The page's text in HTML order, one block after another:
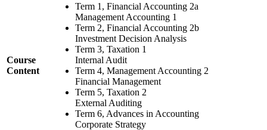
Course
Content
Term 1, Financial Accounting 2a
Management Accounting 1
Term 2, Financial Accounting 2b
Investment Decision Analysis
Term 3, Taxation 1
Internal Audit
Term 4, Management Accounting 2
Financial Management
Term 5, Taxation 2
External Auditing
Term 6, Advances in Accounting
Corporate Strategy